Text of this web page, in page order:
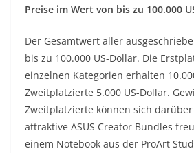
Preise im Wert von bis zu 100.000
Der Gesamtwert aller
bis zu 100.000 US-Dollar. Die
einzelnen Kategorien erhalten
Zweitplatzierte 5.000 US-Dollar.
Zweitplatzierte können sich
attraktive ASUS Creator Bundles
einem Notebook aus der ProArt